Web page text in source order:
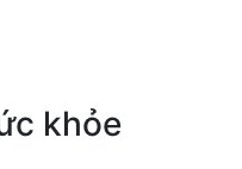
khỏe